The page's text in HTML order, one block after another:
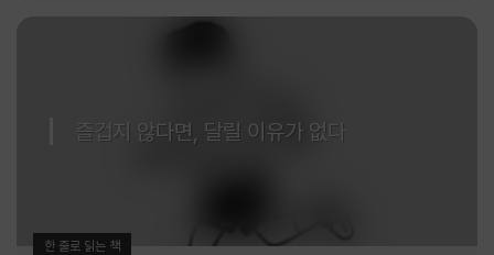
즐겁지 않다면, 달릴 이유가 없다
한 줄로 읽는 책